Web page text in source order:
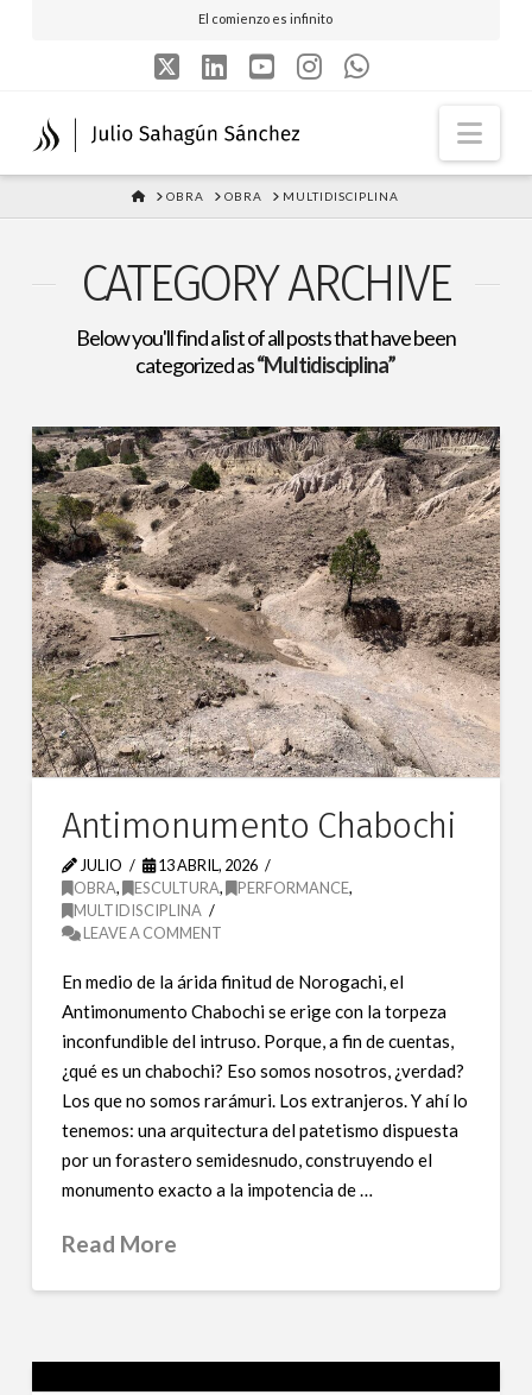
El comienzo es infinito
HOME
OBRA OBRA MULTIDISCIPLINA
CATEGORY ARCHIVE
Below you'll find a list of all posts that have been
categorized as“Multidisciplina”
Antimonumento Chabochi
JULIO
13 ABRIL, 2026
OBRA, ESCULTURA, PERFORMANCE,
MULTIDISCIPLINA
LEAVE A COMMENT
En medio de la árida finitud de Norogachi, el
Antimonumento Chabochi se erige con la torpeza
inconfundible del intruso. Porque, a fin de cuentas,
¿qué es un chabochi? Eso somos nosotros, ¿verdad?
Los que no somos rarámuri. Los extranjeros. Y ahí lo
tenemos: una arquitectura del patetismo dispuesta
por un forastero semidesnudo, construyendo el
monumento exacto a la impotencia de …
Read More